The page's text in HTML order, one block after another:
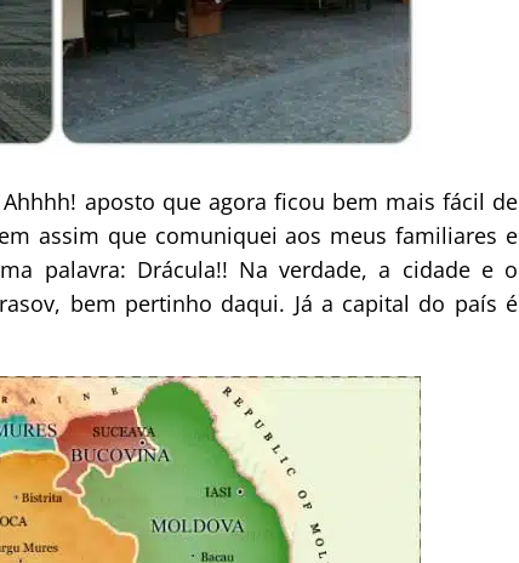
aposto que agora ficou bem mais fácil de
assim que comuniquei aos meus familiares e
palavra: Drácula!! Na verdade, a cidade e o
bem pertinho daqui. Já a capital do país é